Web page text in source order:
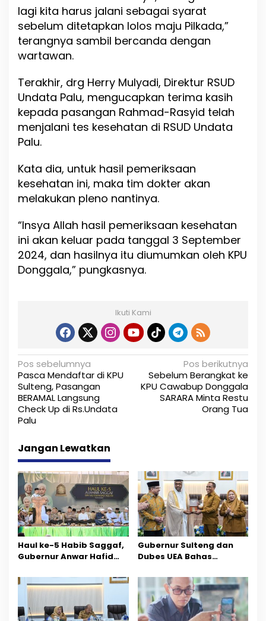
lagi kita harus jalani sebagai syarat
sebelum ditetapkan lolos maju Pilkada,”
terangnya sambil bercanda dengan
wartawan.
Terakhir, drg Herry Mulyadi, Direktur RSUD
Undata Palu, mengucapkan terima kasih
kepada pasangan Rahmad-Rasyid telah
menjalani tes kesehatan di RSUD Undata
Palu.
Kata dia, untuk hasil pemeriksaan
kesehatan ini, maka tim dokter akan
melakukan pleno nantinya.
“Insya Allah hasil pemeriksaan kesehatan
ini akan keluar pada tanggal 3 September
2024, dan hasilnya itu diumumkan oleh KPU
Donggala,” pungkasnya.
Ikuti Kami
N
a
v
i
g
a
s
i
p
o
s
Pos sebelumnya
Pasca Mendaftar di KPU
Sulteng, Pasangan
BERAMAL Langsung
Check Up di Rs.Undata
Palu
Pos berikutnya
Sebelum Berangkat ke
KPU Cawabup Donggala
SARARA Minta Restu
Orang Tua
Jangan Lewatkan
Haul ke-5 Habib Saggaf,
Gubernur Anwar Hafid
Ilmu dan Pendidikan
Gubernur Sulteng dan
Dubes UEA Bahas
Sektor Jadi Prioritas